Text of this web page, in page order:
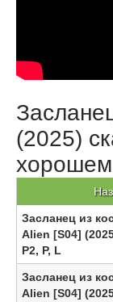
(2025)
хорошем
Засланец из
Alien [S04]
P2, P, L
Засланец из
Alien [S04]